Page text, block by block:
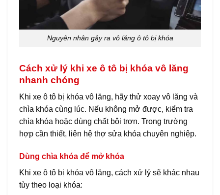
Nguyên nhân gây ra vô lăng ô tô bị khóa
Cách xử lý khi xe ô tô bị khóa vô lăng
nhanh chóng
Khi xe ô tô bị khóa vô lăng, hãy thử xoay vô lăng và
chìa khóa cùng lúc. Nếu không mở được, kiểm tra
chìa khóa hoặc dùng chất bôi trơn. Trong trường
hợp cần thiết, liên hệ thợ sửa khóa chuyên nghiệp.
Dùng chìa khóa để mở khóa
Khi xe ô tô bị khóa vô lăng, cách xử lý sẽ khác nhau
tùy theo loại khóa: